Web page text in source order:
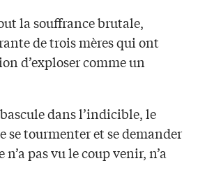
la souffrance brutale,
de trois mères qui ont
d’exploser comme un
dans l’indicible, le
se tourmenter et se demander
pas vu le coup venir, n’a